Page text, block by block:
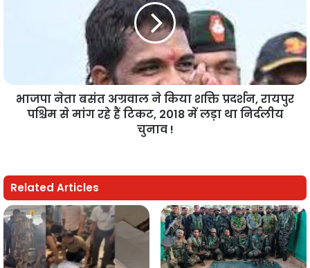
भाजपा नेता बसंत अग्रवाल ने किया शक्ति प्रदर्शन, रायपुर
पश्चिम से मांग रहे हैं टिकट, 2018 में लड़ा था निर्दलीय
चुनाव !
Related Articles